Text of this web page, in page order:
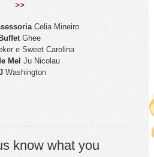
>>
Celia Mineiro
BuffetGhee
e Sweet Carolina
Mel Ju Nicolau
Washington
know what you